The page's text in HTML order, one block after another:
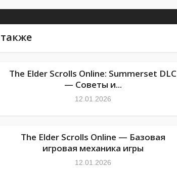
The Elder Scrolls Online: Summerset DLC
— Советы и...
12.01.2026
The Elder Scrolls Online — Базовая
игровая механика игры
12.01.2026